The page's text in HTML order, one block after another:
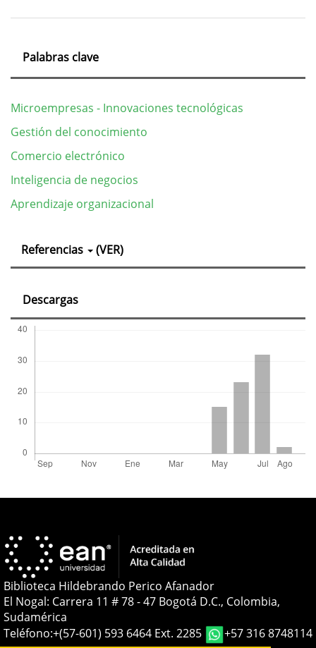
Palabras clave
Microempresas - Innovaciones tecnológicas
Gestión del conocimiento
Comercio electrónico
Inteligencia de negocios
Aprendizaje organizacional
Detalles
del
artículo
Referencias (VER)
Descargas
Biblioteca Hildebrando Perico Afanador
El Nogal: Carrera 11 # 78 - 47 Bogotá D.C., Colombia,
Sudamérica
Teléfono:+(57-601) 593 6464 Ext. 2285
+57 316 8748114